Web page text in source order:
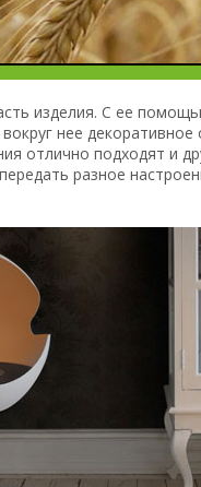
изделия. С ее
нее
отлично подходят и
разное